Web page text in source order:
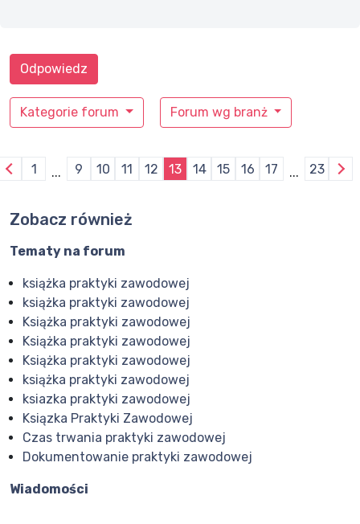
Kategorie forum Forum wg branż
Odpowiedz
1 ... 9 10 11 12 13 14 15 16 17 ... 23
Zobacz również
Tematy na forum
książka praktyki zawodowej
książka praktyki zawodowej
Książka praktyki zawodowej
Książka praktyki zawodowej
Książka praktyki zawodowej
książka praktyki zawodowej
ksiazka praktyki zawodowej
Ksiązka Praktyki Zawodowej
Czas trwania praktyki zawodowej
Dokumentowanie praktyki zawodowej
Wiadomości